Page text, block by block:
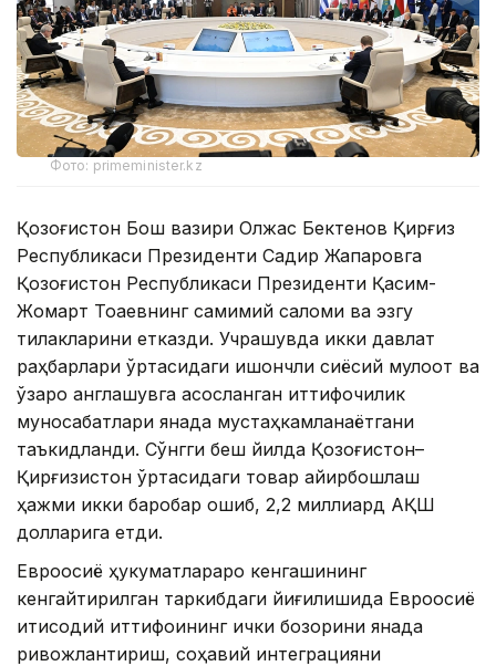
Фото: primeminister.kz
Қозоғистон Бош вазири Олжас Бектенов Қирғиз
Республикаси Президенти Садир Жапаровга
Қозоғистон Республикаси Президенти Қасим-
Жомарт Тоқаевнинг самимий саломи ва эзгу
тилакларини етказди. Учрашувда икки давлат
раҳбарлари ўртасидаги ишончли сиёсий мулоқот ва
ўзаро англашувга асосланган иттифоқчилик
муносабатлари янада мустаҳкамланаётгани
таъкидланди. Сўнгги беш йилда Қозоғистон–
Қирғизистон ўртасидаги товар айирбошлаш
ҳажми икки баробар ошиб, 2,2 миллиард АҚШ
долларига етди.
Евроосиё ҳукуматлараро кенгашининг
кенгайтирилган таркибдаги йиғилишида Евроосиё
иқтисодий иттифоқининг ички бозорини янада
ривожлантириш, соҳавий интеграцияни